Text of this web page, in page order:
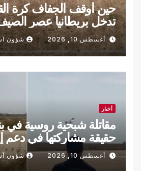
حين أوقف الجفاف كرة
تدخل بريطانيا عصر
أغسطس 10, 2026 شؤون
أخبار
مقاتلة شبحية روسية في
حقيقة مشاركتها في دعم
أغسطس 10, 2026 شؤون